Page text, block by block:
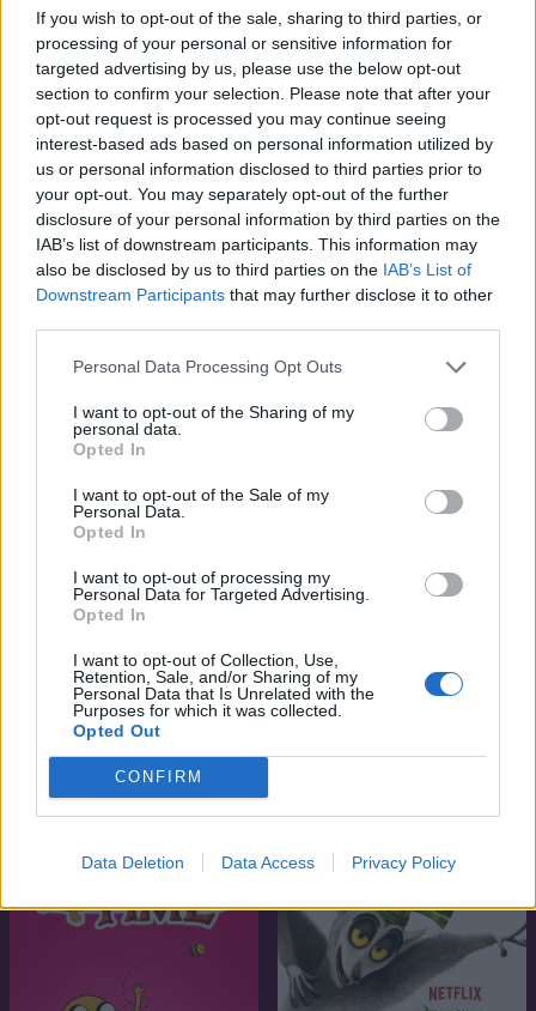
If you wish to opt-out of the sale, sharing to third parties, or
processing of your personal or sensitive information for
targeted advertising by us, please use the below opt-out
section to confirm your selection. Please note that after your
opt-out request is processed you may continue seeing
interest-based ads based on personal information utilized by
us or personal information disclosed to third parties prior to
your opt-out. You may separately opt-out of the further
disclosure of your personal information by third parties on the
IAB’s list of downstream participants. This information may
also be disclosed by us to third parties on the IAB’s List of
Downstream Participants that may further disclose it to other
Personal Data Processing Opt Outs
I want to opt-out of the Sharing of my
personal data.
Opted In
I want to opt-out of the Sale of my
Personal Data.
Opted In
I want to opt-out of processing my
Personal Data for Targeted Advertising.
Opted In
I want to opt-out of Collection, Use,
Retention, Sale, and/or Sharing of my
Personal Data that Is Unrelated with the
Purposes for which it was collected.
Opted Out
CONFIRM
Data Deletion Data Access Privacy Policy
2001 8.6
Providence a rejtélyes
kisváros
2000 8.0
Bújj, bújj, szellem!
1994
SOROZAT
8.3 2003
SOROZAT
6.8
SOROZAT